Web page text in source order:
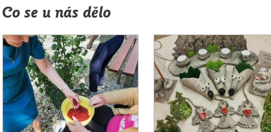
Co se u nás dělo